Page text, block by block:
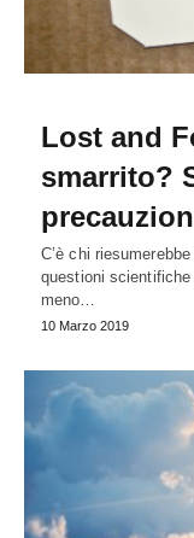
Lost and
smarrito?
C’è chi
questioni
meno…
10 Marzo 2019